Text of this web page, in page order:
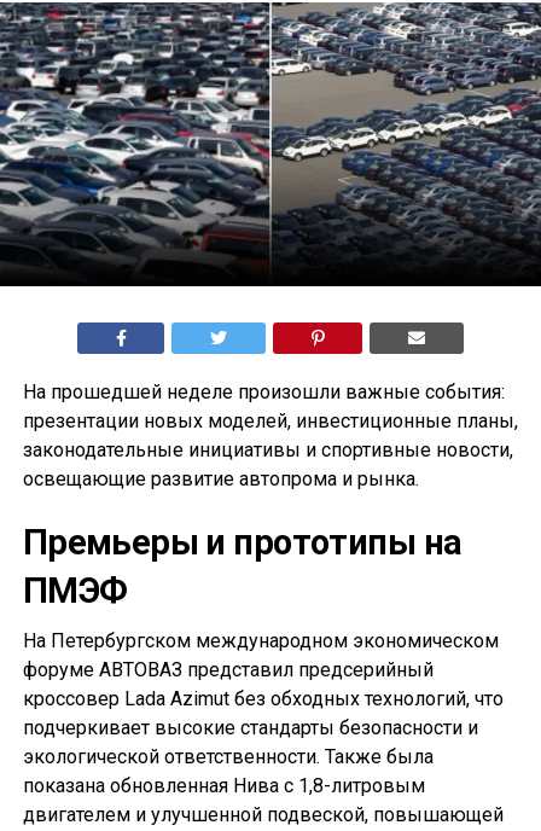
На прошедшей неделе произошли важные события:
презентации новых моделей, инвестиционные планы,
законодательные инициативы и спортивные новости,
освещающие развитие автопрома и рынка.
Премьеры и прототипы на
ПМЭФ
На Петербургском международном экономическом
форуме АВТОВАЗ представил предсерийный
кроссовер Lada Azimut без обходных технологий, что
подчеркивает высокие стандарты безопасности и
экологической ответственности. Также была
показана обновленная Нива с 1,8-литровым
двигателем и улучшенной подвеской, повышающей